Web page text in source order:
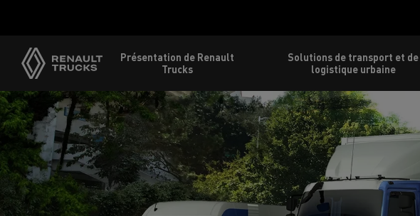
Présentation de Renault
Trucks
Solutions de transport et de
logistique urbaine